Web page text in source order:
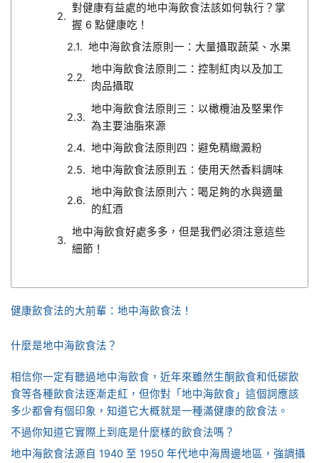
對健康有益處的地中海飲食法該如何執行？掌
握 6 點健康吃！
地中海飲食法原則一：大量攝取蔬菜、水果
地中海飲食法原則二：控制紅肉以及加工
肉品攝取
地中海飲食法原則三：以橄欖油及堅果作
為主要油脂來源
地中海飲食法原則四：避免精緻澱粉
地中海飲食法原則五：使用天然香料調味
地中海飲食法原則六：喝足夠的水與適量
的紅酒
地中海飲食好處多多，但是我們必須注意這些
細節！
健康飲食法的大前輩：地中海飲食法！
什麼是地中海飲食法？
相信你一定有聽過地中海飲食，近年來雖然生酮飲食和低碳飲
食等各種飲食法逐漸走紅，但你對「地中海飲食」這個詞應該
多少都會有個印象，知道它大概就是一種滿健康的飲食法。
不過你知道它實際上到底是什麼樣的飲食法嗎？
地中海飲食法源自 1940 至 1950 年代地中海周邊地區，強調攝